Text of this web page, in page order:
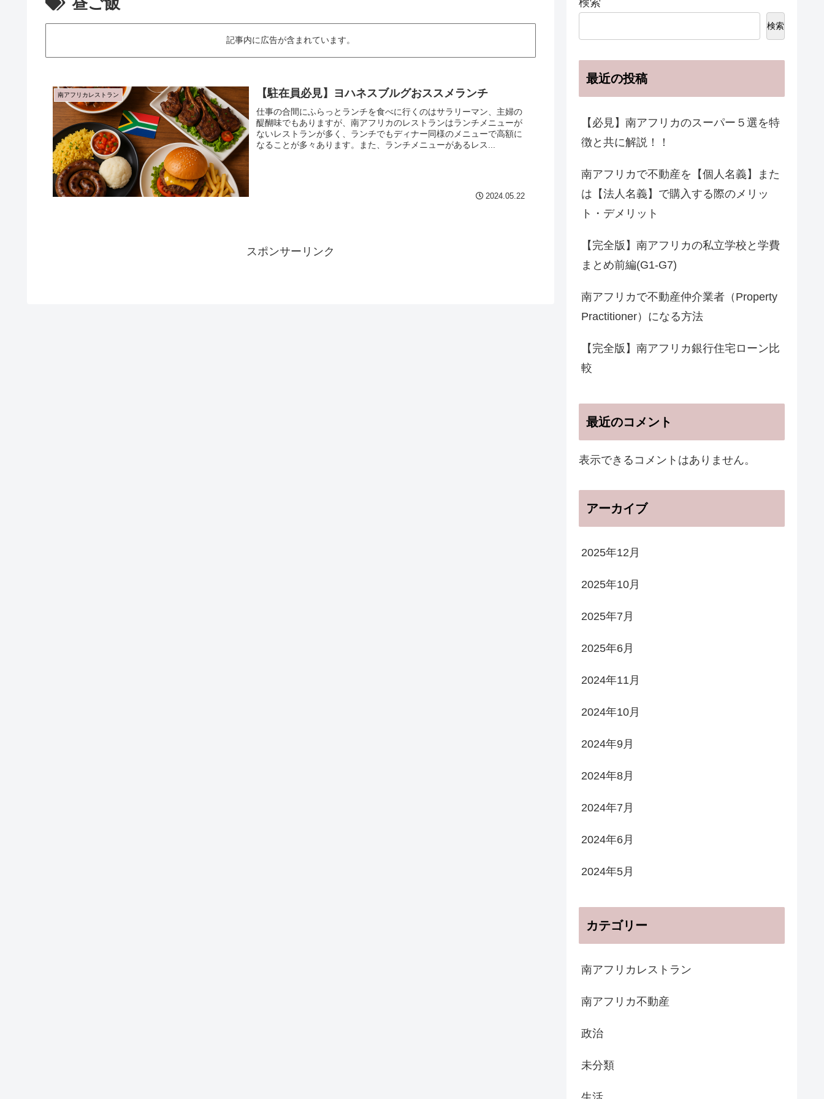
記事内に広告が含まれています。
南アフリカレストラン 【駐在員必見】ヨハネスブルグおススメランチ
仕事の合間にふらっとランチを食べに行くのはサラリーマン、主婦の
醍醐味でもありますが、南アフリカのレストランはランチメニューが
ないレストランが多く、ランチでもディナー同様のメニューで高額に
なることが多々あります。また、ランチメニューがあるレス...
2024.05.22
スポンサーリンク
検索
検索
最近の投稿
【必見】南アフリカのスーパー５選を特
徴と共に解説！！
南アフリカで不動産を【個人名義】また
は【法人名義】で購入する際のメリッ
ト・デメリット
【完全版】南アフリカの私立学校と学費
まとめ前編(G1-G7)
南アフリカで不動産仲介業者（Property
Practitioner）になる方法
【完全版】南アフリカ銀行住宅ローン比
較
最近のコメント
表示できるコメントはありません。
アーカイブ
2025年12月
2025年10月
2025年7月
2025年6月
2024年11月
2024年10月
2024年9月
2024年8月
2024年7月
2024年6月
2024年5月
カテゴリー
南アフリカレストラン
南アフリカ不動産
政治
未分類